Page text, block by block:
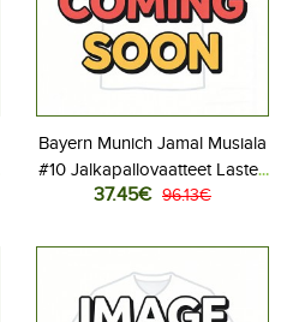
Bayern Munich Jamal Musiala
#10 Jalkapallovaatteet Lasten
Kolmas peliasu 2026-27
housut)
37.45€ 96.13€